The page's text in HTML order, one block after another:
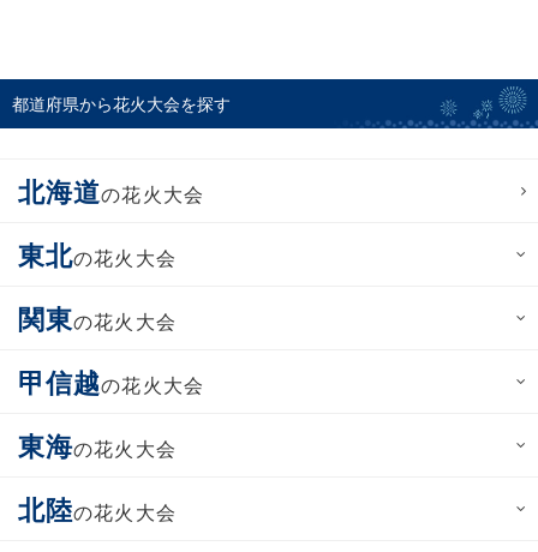
都道府県から花火大会を探す
北海道の花火大会
東北の花火大会
関東の花火大会
甲信越の花火大会
東海の花火大会
北陸の花火大会